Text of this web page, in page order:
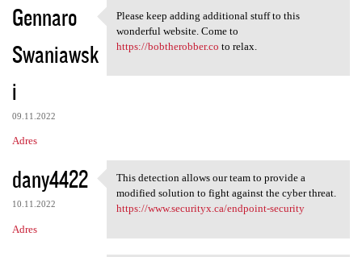
Gennaro
Swaniawsk
i
09.11.2022
Adres
Please keep adding additional
Please keep adding additional stuff to this
wonderful website. Come to
https://bobtherobber.co to relax.
dany4422
10.11.2022
Adres
This detection allows our
This detection allows our team to provide a
modified solution to fight against the cyber threat.
https://www.securityx.ca/endpoint-security